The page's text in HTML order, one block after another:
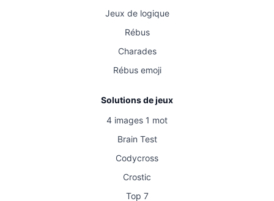
Jeux de logique
Rébus
Charades
Rébus emoji
Solutions de jeux
4 images 1 mot
Brain Test
Codycross
Crostic
Top 7